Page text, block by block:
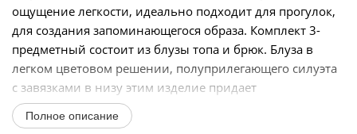
ощущение легкости, идеально подходит для прогулок,
для создания запоминающегося образа. Комплект 3-
предметный состоит из блузы топа и брюк. Блуза в
легком цветовом решении, полуприлегающего силуэта
с завязками в низу этим изделие придает
романтичности...
Полное описание